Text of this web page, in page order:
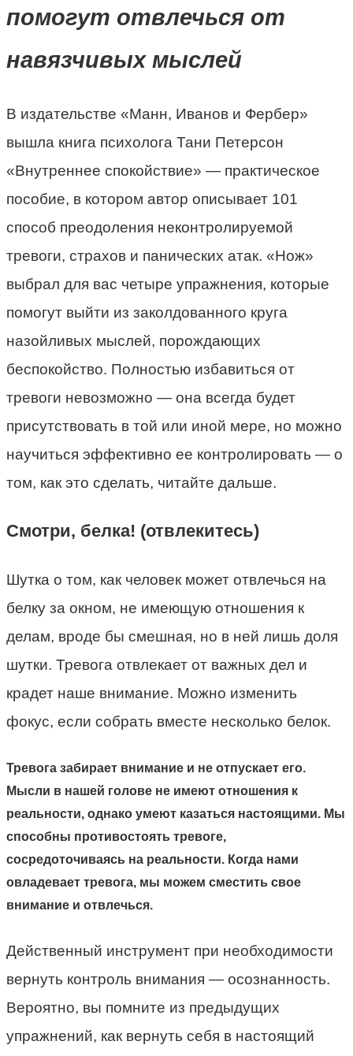
помогут отвлечься от
навязчивых мыслей
В издательстве «Манн, Иванов и Фербер»
вышла книга психолога Тани Петерсон
«Внутреннее спокойствие» — практическое
пособие, в котором автор описывает 101
способ преодоления неконтролируемой
тревоги, страхов и панических атак. «Нож»
выбрал для вас четыре упражнения, которые
помогут выйти из заколдованного круга
назойливых мыслей, порождающих
беспокойство. Полностью избавиться от
тревоги невозможно — она всегда будет
присутствовать в той или иной мере, но можно
научиться эффективно ее контролировать — о
том, как это сделать, читайте дальше.
Смотри, белка! (отвлекитесь)
Шутка о том, как человек может отвлечься на
белку за окном, не имеющую отношения к
делам, вроде бы смешная, но в ней лишь доля
шутки. Тревога отвлекает от важных дел и
крадет наше внимание. Можно изменить
фокус, если собрать вместе несколько белок.
Тревога забирает внимание и не отпускает его.
Мысли в нашей голове не имеют отношения к
реальности, однако умеют казаться настоящими. Мы
способны противостоять тревоге,
сосредоточиваясь на реальности. Когда нами
овладевает тревога, мы можем сместить свое
внимание и отвлечься.
Действенный инструмент при необходимости
вернуть контроль внимания — осознанность.
Вероятно, вы помните из предыдущих
упражнений, как вернуть себя в настоящий